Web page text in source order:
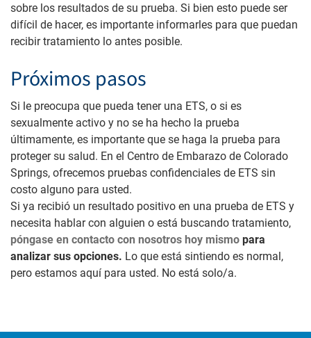
sobre los resultados de su prueba. Si bien esto puede ser
difícil de hacer, es importante informarles para que puedan
recibir tratamiento lo antes posible.
Próximos pasos
Si le preocupa que pueda tener una ETS, o si es
sexualmente activo y no se ha hecho la prueba
últimamente, es importante que se haga la prueba para
proteger su salud. En el Centro de Embarazo de Colorado
Springs, ofrecemos pruebas confidenciales de ETS sin
costo alguno para usted.
Si ya recibió un resultado positivo en una prueba de ETS y
necesita hablar con alguien o está buscando tratamiento,
póngase en contacto con nosotros hoy mismo para
analizar sus opciones. Lo que está sintiendo es normal,
pero estamos aquí para usted. No está solo/a.